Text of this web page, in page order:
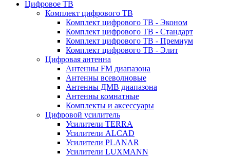
Цифровое ТВ
Комплект цифрового ТВ
Комплект цифрового ТВ - Эконом
Комплект цифрового ТВ - Стандарт
Комплект цифрового ТВ - Премиум
Комплект цифрового ТВ - Элит
Цифровая антенна
Антенны FM диапазона
Антенны всеволновые
Антенны ДМВ диапазона
Антенны комнатные
Комплекты и аксессуары
Цифровой усилитель
Усилители TERRA
Усилители ALCAD
Усилители PLANAR
Усилители LUXMANN